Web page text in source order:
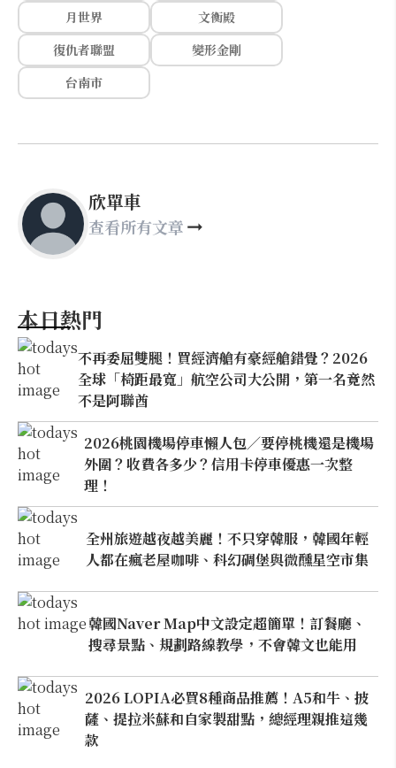
月世界
文衡殿
復仇者聯盟
變形金剛
台南市
欣單車
查看所有文章
本日熱門
不再委屈雙腿！買經濟艙有豪經艙錯覺？2026
全球「椅距最寬」航空公司大公開，第一名竟然
不是阿聯酋
2026桃園機場停車懶人包／要停桃機還是機場
外圍？收費各多少？信用卡停車優惠一次整
理！
全州旅遊越夜越美麗！不只穿韓服，韓國年輕
人都在瘋老屋咖啡、科幻碉堡與微醺星空市集
韓國Naver Map中文設定超簡單！訂餐廳、
搜尋景點、規劃路線教學，不會韓文也能用
2026 LOPIA必買8種商品推薦！A5和牛、披
薩、提拉米蘇和自家製甜點，總經理親推這幾
款